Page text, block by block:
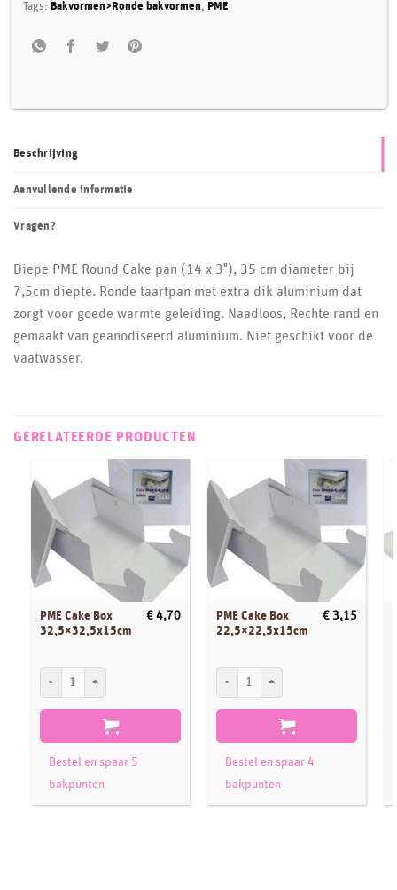
Tags: Bakvormen>Ronde bakvormen, PME
Beschrijving
Aanvullende informatie
Vragen?
Diepe PME Round Cake pan (14 x 3″), 35 cm diameter bij
7,5cm diepte. Ronde taartpan met extra dik aluminium dat
zorgt voor goede warmte geleiding. Naadloos, Rechte rand en
gemaakt van geanodiseerd aluminium. Niet geschikt voor de
vaatwasser.
GERELATEERDE PRODUCTEN
PME Cake Box
32,5×32,5x15cm
€ 4,70
PME Cake Box 32,5x32,5x15cm aantal
Bestel en spaar 5
bakpunten
PME Cake Box
22,5×22,5x15cm
€ 3,15
PME Cake Box 22,5x22,5x15cm aantal
Bestel en spaar 4
bakpunten